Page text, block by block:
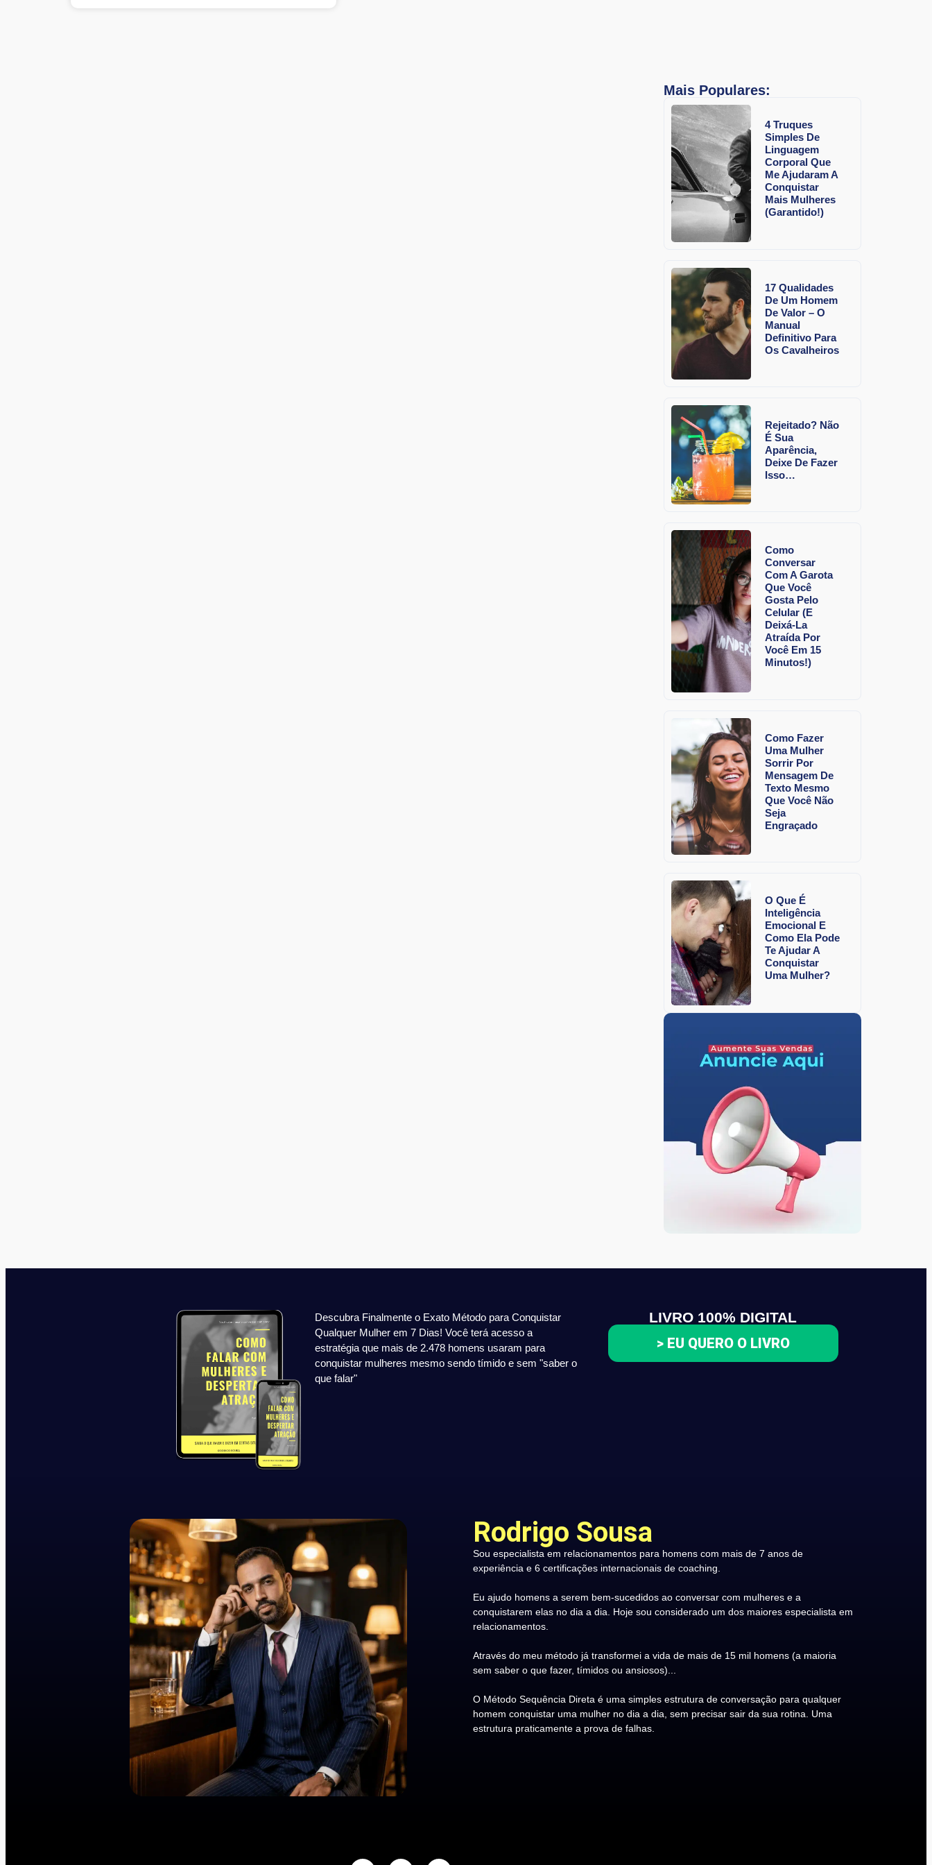
Mais Populares:
4 Truques
Simples De
Linguagem
Corporal Que
Me Ajudaram A
Conquistar
Mais Mulheres
(Garantido!)
17 Qualidades
De Um Homem
De Valor – O
Manual
Definitivo Para
Os Cavalheiros
Rejeitado? Não
É Sua
Aparência,
Deixe De Fazer
Isso…
Como
Conversar
Com A Garota
Que Você
Gosta Pelo
Celular (E
Deixá-La
Atraída Por
Você Em 15
Minutos!)
Como Fazer
Uma Mulher
Sorrir Por
Mensagem De
Texto Mesmo
Que Você Não
Seja
Engraçado
O Que É
Inteligência
Emocional E
Como Ela Pode
Te Ajudar A
Conquistar
Uma Mulher?
Descubra Finalmente o Exato Método para Conquistar
Qualquer Mulher em 7 Dias! Você terá acesso a
estratégia que mais de 2.478 homens usaram para
conquistar mulheres mesmo sendo tímido e sem "saber o
que falar"
LIVRO 100% DIGITAL
> EU QUERO O LIVRO
Rodrigo Sousa
Sou especialista em relacionamentos para homens com mais de 7 anos de
experiência e 6 certificações internacionais de coaching.
Eu ajudo homens a serem bem-sucedidos ao conversar com mulheres e a
conquistarem elas no dia a dia. Hoje sou considerado um dos maiores especialista em
relacionamentos.
Através do meu método já transformei a vida de mais de 15 mil homens (a maioria
sem saber o que fazer, tímidos ou ansiosos)...
O Método Sequência Direta é uma simples estrutura de conversação para qualquer
homem conquistar uma mulher no dia a dia, sem precisar sair da sua rotina. Uma
estrutura praticamente a prova de falhas.